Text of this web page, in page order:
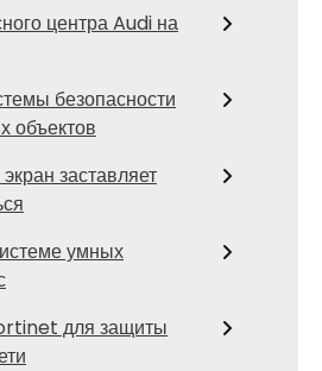
центра Audi на
безопасности
объектов
заставляет
умных
для защиты